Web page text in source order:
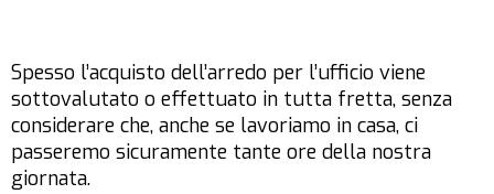
Spesso l’acquisto dell’arredo per l’ufficio viene
sottovalutato o effettuato in tutta fretta, senza
considerare che, anche se lavoriamo in casa, ci
passeremo sicuramente tante ore della nostra
giornata.